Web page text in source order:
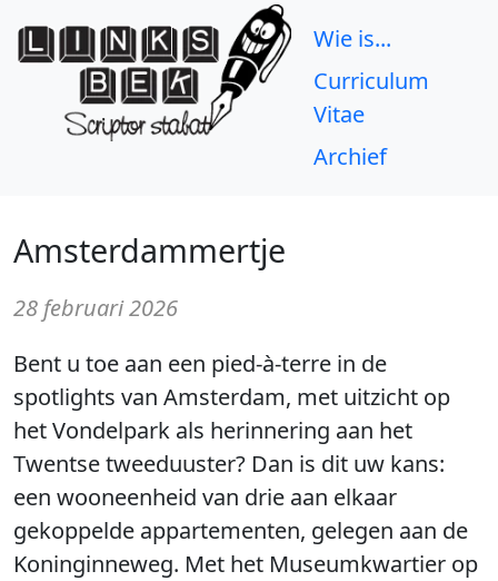
Wie is...
Curriculum
Vitae
Archief
Amsterdammertje
28 februari 2026
Bent u toe aan een pied-à-terre in de
spotlights van Amsterdam, met uitzicht op
het Vondelpark als herinnering aan het
Twentse tweeduuster? Dan is dit uw kans:
een wooneenheid van drie aan elkaar
gekoppelde appartementen, gelegen aan de
Koninginneweg. Met het Museumkwartier op